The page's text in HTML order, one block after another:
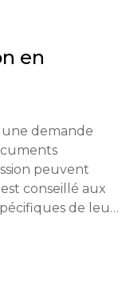
en
demande
peuvent
conseillé aux
de leur